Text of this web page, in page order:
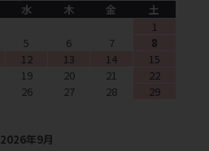
水 木 金
土
1
5 6 7
8
12 13 14
15
19 20 21
22
26 27 28
29
2026年9月